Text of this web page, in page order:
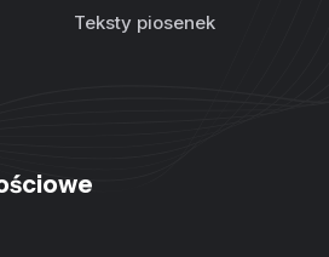
Teksty piosenek